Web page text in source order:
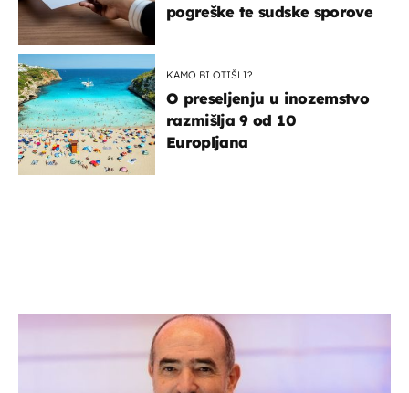
pogreške te sudske sporove
KAMO BI OTIŠLI?
O preseljenju u inozemstvo
razmišlja 9 od 10
Europljana